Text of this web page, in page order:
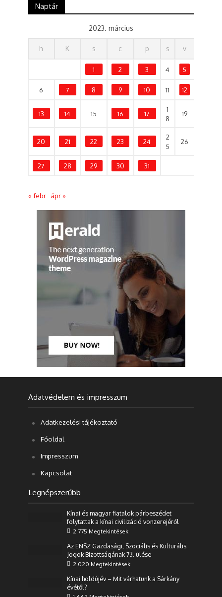
Naptár
2023. március
h K s c p s v
1 2 3 4 5
6 7 8 9 10 11 12
13 14 15 16 17
1
8
19
20 21 22 23 24
2
5
26
27 28 29 30 31
« febr ápr »
Adatvédelem és impresszum
Adatkezelési tájékoztató
Főoldal
Impresszum
Kapcsolat
Legnépszerűbb
Kínai és magyar fiatalok párbeszédet
folytattak a kínai civilizáció vonzerejéről
2 775 Megtekintések
Az ENSZ Gazdasági, Szociális és Kulturális
Jogok Bizottságának 73. ülése
2 020 Megtekintések
Kínai holdújév – Mit várhatunk a Sárkány
évétől?